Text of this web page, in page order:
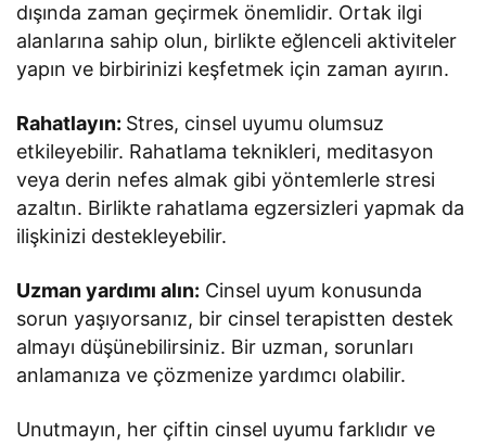
dışında zaman geçirmek önemlidir. Ortak ilgi
alanlarına sahip olun, birlikte eğlenceli aktiviteler
yapın ve birbirinizi keşfetmek için zaman ayırın.
Rahatlayın: Stres, cinsel uyumu olumsuz
etkileyebilir. Rahatlama teknikleri, meditasyon
veya derin nefes almak gibi yöntemlerle stresi
azaltın. Birlikte rahatlama egzersizleri yapmak da
ilişkinizi destekleyebilir.
Uzman yardımı alın: Cinsel uyum konusunda
sorun yaşıyorsanız, bir cinsel terapistten destek
almayı düşünebilirsiniz. Bir uzman, sorunları
anlamanıza ve çözmenize yardımcı olabilir.
Unutmayın, her çiftin cinsel uyumu farklıdır ve